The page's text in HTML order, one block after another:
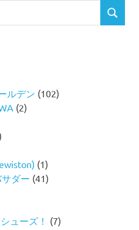
検
ルデン (102)
(2)
(1)
ダー (41)
ューズ！ (7)